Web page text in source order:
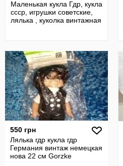
Маленькая кукла Гдр, кукла
ссср, игрушки советские,
лялька , куколка винтажная
550 грн
Лялька гдр кукла гдр
Германия винтаж немецкая
нова 22 см Gorzke